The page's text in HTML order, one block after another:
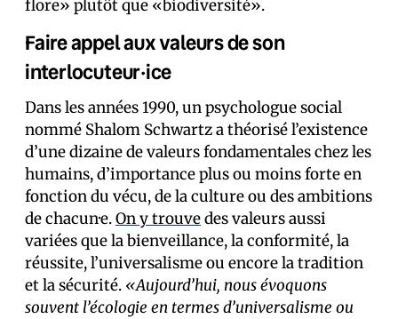
flore» plutôt que «biodiversité».
Faire appel aux valeurs de son
interlocuteur·ice
Dans les années 1990, un psychologue social
nommé Shalom Schwartz a théorisé l’existence
d’une dizaine de valeurs fondamentales chez les
humains, d’importance plus ou moins forte en
fonction du vécu, de la culture ou des ambitions
de chacun·e.On y trouvedes valeurs aussi
variées que la bienveillance, la conformité, la
réussite, l’universalisme ou encore la tradition
et la sécurité. «Aujourd’hui, nous évoquons
souvent l’écologie en termes d’universalisme ou